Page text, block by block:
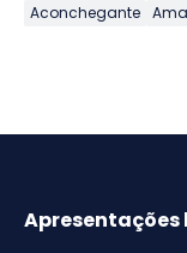
Aconchegante